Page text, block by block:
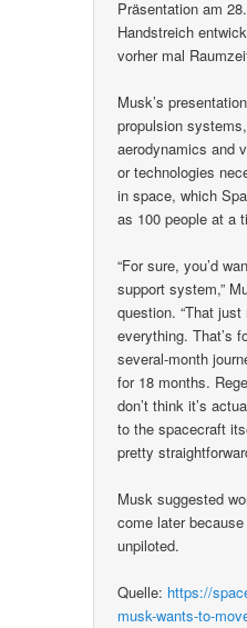
Präsentation am
Handstreich
vorher mal
Musk’s
propulsion
aerodynamics and
or technologies
in space, which
as 100 people at a
“For sure, you’d
support system,”
question. “That
everything. That’s
several-month
for 18 months.
don’t think it’s
to the spacecraft
pretty
Musk suggested
come later
unpiloted.
Quelle: https://
musk-wants-to-